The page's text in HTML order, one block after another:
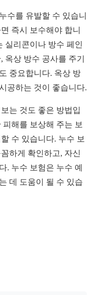
수를 유발할 수 있습니
즉시 보수해야 합니
실리콘이나 방수 페인
옥상 방수 공사를 주기
중요합니다. 옥상 방
공하는 것이 좋습니다.
는 것도 좋은 방법입
해를 보상해 주는 보
수 있습니다. 누수 보
하게 확인하고, 자신
. 누수 보험은 누수 예
데 도움이 될 수 있습